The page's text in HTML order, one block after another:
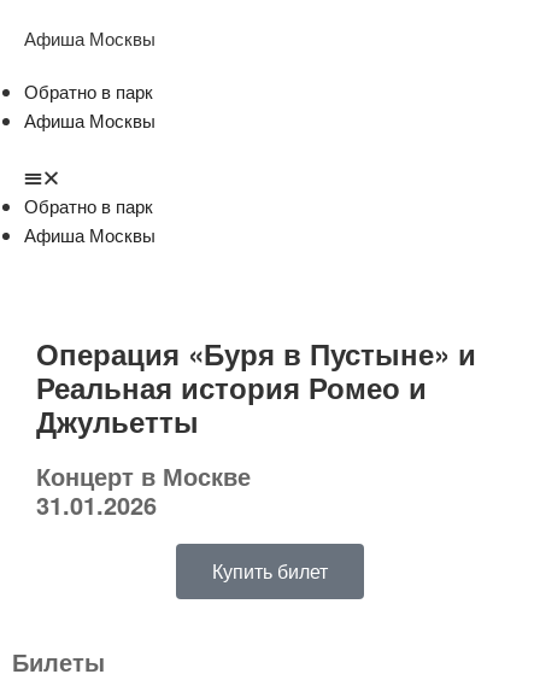
Афиша Москвы
Обратно в парк
Афиша Москвы
Обратно в парк
Афиша Москвы
Операция «Буря в Пустыне» и
Реальная история Ромео и
Джульетты
Концерт в Москве
31.01.2026
Купить билет
Билеты